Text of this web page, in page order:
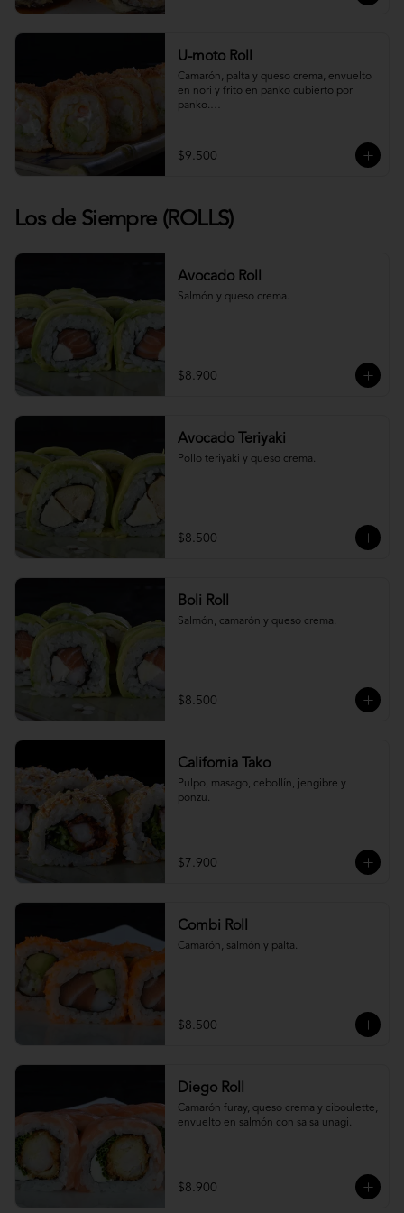
U-moto Roll
Camarón, palta y queso crema, envuelto
en nori y frito en panko cubierto por
panko.
$9.500
Los de Siempre (ROLLS)
Avocado Roll
Salmón y queso crema.
$8.900
Avocado Teriyaki
Pollo teriyaki y queso crema.
$8.500
Boli Roll
Salmón, camarón y queso crema.
$8.500
California Tako
Pulpo, masago, cebollín, jengibre y
ponzu.
$7.900
Combi Roll
Camarón, salmón y palta.
$8.500
Diego Roll
Camarón furay, queso crema y ciboulette,
envuelto en salmón con salsa unagi.
$8.900